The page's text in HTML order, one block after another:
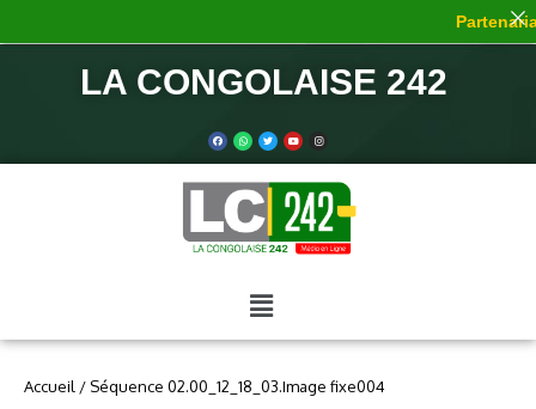
LA CONGOLAISE 242
Accueil / Séquence 02.00_12_18_03.Image fixe004